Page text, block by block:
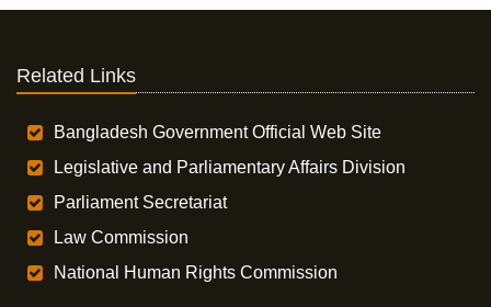
Related Links
Bangladesh Government Official Web Site
Legislative and Parliamentary Affairs Division
Parliament Secretariat
Law Commission
National Human Rights Commission